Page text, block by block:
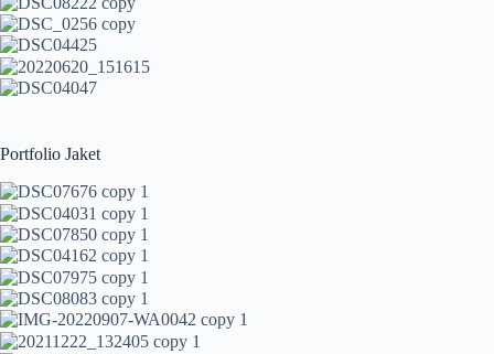
Portfolio Jaket